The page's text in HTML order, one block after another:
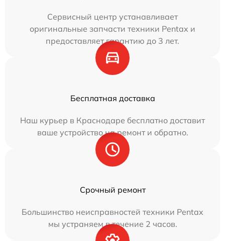
Сервисный центр устанавливает
оригинальные запчасти техники Pentax и
предоставляет гарантию до 3 лет.
Бесплатная доставка
Наш курьер в Краснодаре бесплатно доставит
ваше устройство на ремонт и обратно.
Срочный ремонт
Большинство неисправностей техники Pentax
мы устраняем в течение 2 часов.